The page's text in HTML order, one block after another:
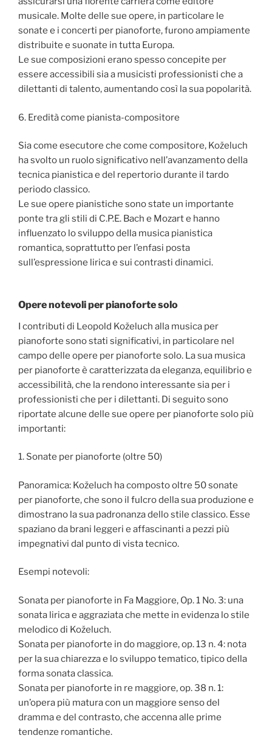
musicale. Molte delle sue opere, in particolare le
sonate e i concerti per pianoforte, furono ampiamente
distribuite e suonate in tutta Europa.
Le sue composizioni erano spesso concepite per
essere accessibili sia a musicisti professionisti che a
dilettanti di talento, aumentando così la sua popolarità.
6. Eredità come pianista-compositore
Sia come esecutore che come compositore, Koželuch
ha svolto un ruolo significativo nell’avanzamento della
tecnica pianistica e del repertorio durante il tardo
periodo classico.
Le sue opere pianistiche sono state un importante
ponte tra gli stili di C.P.E. Bach e Mozart e hanno
influenzato lo sviluppo della musica pianistica
romantica, soprattutto per l’enfasi posta
sull’espressione lirica e sui contrasti dinamici.
Opere notevoli per pianoforte solo
I contributi di Leopold Koželuch alla musica per
pianoforte sono stati significativi, in particolare nel
campo delle opere per pianoforte solo. La sua musica
per pianoforte è caratterizzata da eleganza, equilibrio e
accessibilità, che la rendono interessante sia per i
professionisti che per i dilettanti. Di seguito sono
riportate alcune delle sue opere per pianoforte solo più
importanti:
1. Sonate per pianoforte (oltre 50)
Panoramica: Koželuch ha composto oltre 50 sonate
per pianoforte, che sono il fulcro della sua produzione e
dimostrano la sua padronanza dello stile classico. Esse
spaziano da brani leggeri e affascinanti a pezzi più
impegnativi dal punto di vista tecnico.
Esempi notevoli:
Sonata per pianoforte in Fa Maggiore, Op. 1 No. 3: una
sonata lirica e aggraziata che mette in evidenza lo stile
melodico di Koželuch.
Sonata per pianoforte in do maggiore, op. 13 n. 4: nota
per la sua chiarezza e lo sviluppo tematico, tipico della
forma sonata classica.
Sonata per pianoforte in re maggiore, op. 38 n. 1:
un’opera più matura con un maggiore senso del
dramma e del contrasto, che accenna alle prime
tendenze romantiche.